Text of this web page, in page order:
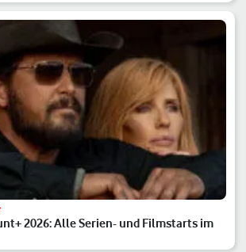
2026: Alle Serien- und Filmstarts im